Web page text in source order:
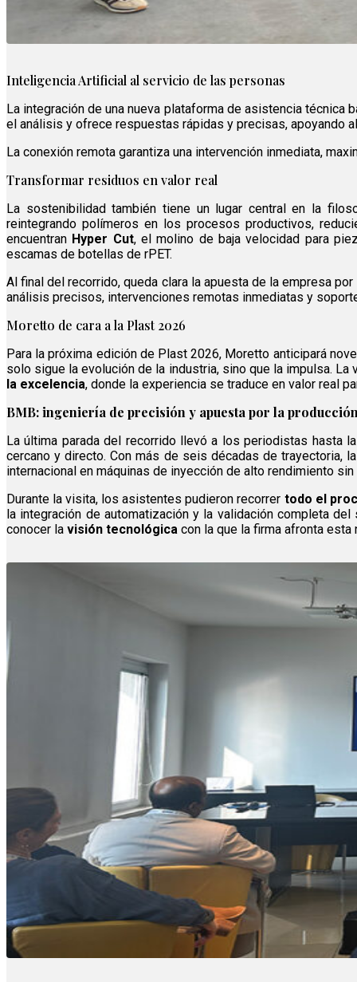
Inteligencia Artificial al servicio de las personas
La integración de una nueva plataforma de asistencia técnica
el análisis y ofrece respuestas rápidas y precisas, apoyando
La conexión remota garantiza una intervención inmediata,
Transformar residuos en valor real
La sostenibilidad también tiene un lugar central en la
reintegrando polímeros en los procesos productivos,
encuentran Hyper Cut, el molino de baja velocidad para
escamas de botellas de rPET.
Al final del recorrido, queda clara la apuesta de la empresa por
análisis precisos, intervenciones remotas inmediatas y
Moretto de cara a la Plast 2026
Para la próxima edición de Plast 2026, Moretto anticipará
solo sigue la evolución de la industria, sino que la impulsa.
la excelencia, donde la experiencia se traduce en valor real
BMB: ingeniería de precisión y apuesta por la
La última parada del recorrido llevó a los periodistas hasta
cercano y directo. Con más de seis décadas de trayectoria,
internacional en máquinas de inyección de alto rendimiento
Durante la visita, los asistentes pudieron recorrer todo el
la integración de automatización y la validación completa
conocer la visión tecnológica con la que la firma afronta esta